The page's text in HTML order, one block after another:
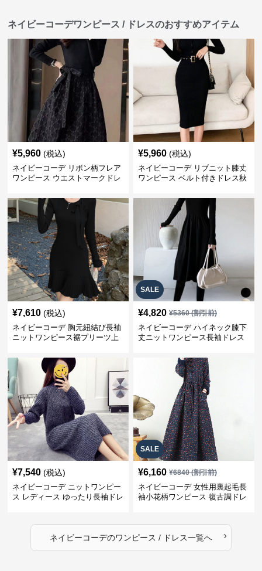
ネイビーコーデワンピース / ドレスのおすすめアイテム
¥5,960 (税込)
ネイビーコーデ リボン柄フレア
ワンピース ウエストマークドレ
¥5,960 (税込)
ネイビーコーデ リブニット膝丈
ワンピース ベルト付きドレス秋
¥7,610 (税込)
ネイビーコーデ 胸元紐結び長袖
ニットワンピース裾プリーツ上
SALE
¥4,820 ¥5360(割引前)
ネイビーコーデ ハイネック膝下
丈ニットワンピース長袖ドレス
¥7,540 (税込)
ネイビーコーデ ニットワンピー
ス レディース ゆったり長袖ドレ
SALE
¥6,160 ¥6840(割引前)
ネイビーコーデ 女性用裏起毛長
袖小花柄ワンピース 復古調ドレ
ネイビーコーデのワンピース / ドレス一覧へ ›